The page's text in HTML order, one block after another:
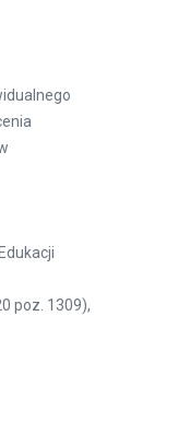
poz. 1309),